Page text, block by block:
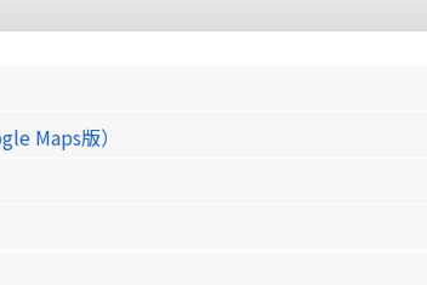
Maps版）